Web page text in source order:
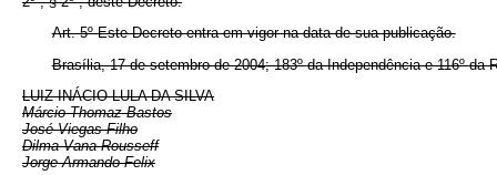
Art. 5º Este Decreto entra em vigor na data de sua publicação.
Brasília, 17 de setembro de 2004; 183ºda Independência e 116ºda
LUIZ INÁCIO LULA DA SILVA
Márcio Thomaz Bastos
José Viegas Filho
Dilma Vana Rousseff
Jorge Armando Felix